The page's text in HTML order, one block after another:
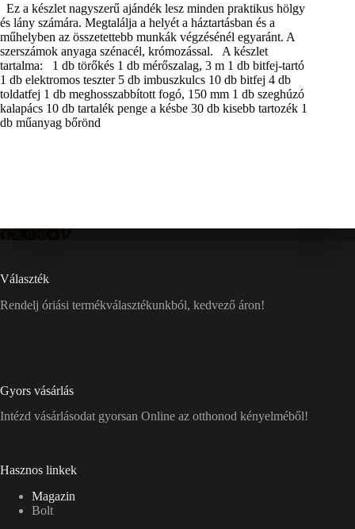
Ez a készlet nagyszerű ajándék lesz minden praktikus hölgy
és lány számára. Megtalálja a helyét a háztartásban és a
műhelyben az összetettebb munkák végzésénél egyaránt. A
szerszámok anyaga szénacél, krómozással. A készlet
tartalma: 1 db törőkés 1 db mérőszalag, 3 m 1 db bitfej-tartó
1 db elektromos teszter 5 db imbuszkulcs 10 db bitfej 4 db
toldatfej 1 db meghosszabbított fogó, 150 mm 1 db szeghúzó
kalapács 10 db tartalék penge a késbe 30 db kisebb tartozék 1
db műanyag bőrönd
Választék
Rendelj óriási termékválasztékunkból, kedvező áron!
Gyors vásárlás
Intézd vásárlásodat gyorsan Online az otthonod kényelméből!
Hasznos linkek
Magazin
Bolt